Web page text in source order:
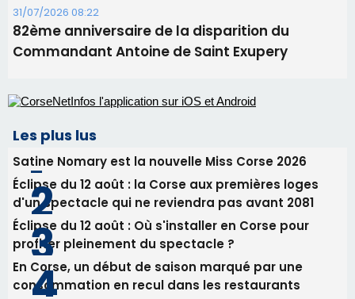
31/07/2026 08:22
82ème anniversaire de la disparition du
Commandant Antoine de Saint Exupery
Les plus lus
Satine Nomary est la nouvelle Miss Corse 2026
Éclipse du 12 août : la Corse aux premières loges
d'un spectacle qui ne reviendra pas avant 2081
Éclipse du 12 août : Où s'installer en Corse pour
profiter pleinement du spectacle ?
En Corse, un début de saison marqué par une
consommation en recul dans les restaurants